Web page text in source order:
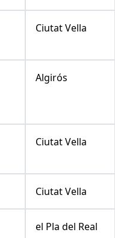
Ciutat Vella
Algirós
Ciutat Vella
Ciutat Vella
el Pla del Real